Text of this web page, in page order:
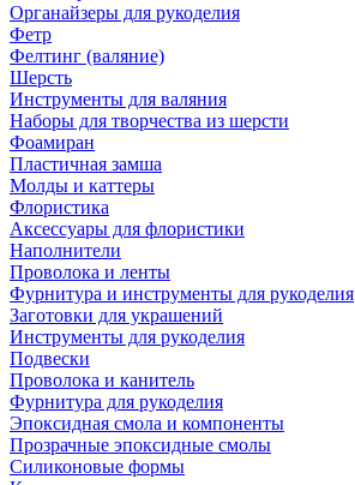
Органайзеры для рукоделия
Фетр
Фелтинг (валяние)
Шерсть
Инструменты для валяния
Наборы для творчества из шерсти
Фоамиран
Пластичная замша
Молды и каттеры
Флористика
Аксессуары для флористики
Наполнители
Проволока и ленты
Фурнитура и инструменты для рукоделия
Заготовки для украшений
Инструменты для рукоделия
Подвески
Проволока и канитель
Фурнитура для рукоделия
Эпоксидная смола и компоненты
Прозрачные эпоксидные смолы
Силиконовые формы